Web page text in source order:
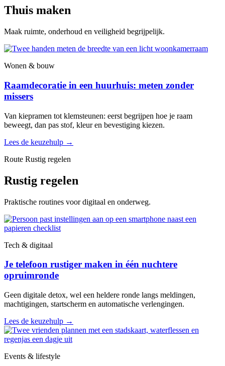
Thuis maken
Maak ruimte, onderhoud en veiligheid begrijpelijk.
Wonen & bouw
Raamdecoratie in een huurhuis: meten zonder
missers
Van kiepramen tot klemsteunen: eerst begrijpen hoe je raam
beweegt, dan pas stof, kleur en bevestiging kiezen.
Lees de keuzehulp →
Route Rustig regelen
Rustig regelen
Praktische routines voor digitaal en onderweg.
Tech & digitaal
Je telefoon rustiger maken in één nuchtere
opruimronde
Geen digitale detox, wel een heldere ronde langs meldingen,
machtigingen, startscherm en automatische verlengingen.
Lees de keuzehulp →
Events & lifestyle